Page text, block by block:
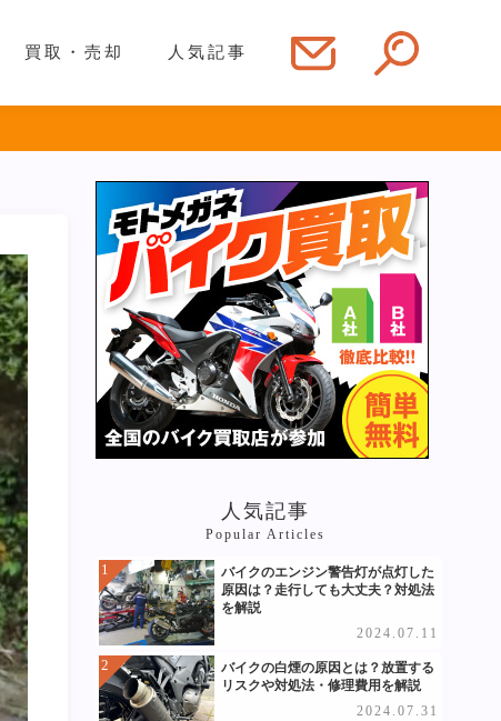
買取・売却 人気記事
人気記事
Popular Articles
バイクのエンジン警告灯が点灯した
原因は？走行しても大丈夫？対処法
を解説
2024.07.11
バイクの白煙の原因とは？放置する
リスクや対処法・修理費用を解説
2024.07.31